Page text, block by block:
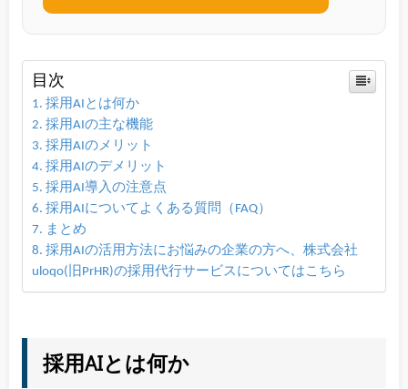
目次
採用AIとは何か
採用AIの主な機能
採用AIのメリット
採用AIのデメリット
採用AI導入の注意点
採用AIについてよくある質問（FAQ）
まとめ
採用AIの活用方法にお悩みの企業の方へ、株式会社
uloqo(旧PrHR)の採用代行サービスについてはこちら
採用AIとは何か